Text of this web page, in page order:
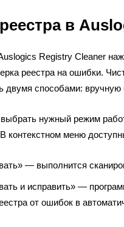
в
Registry Cleaner
реестра на ошибки.
двумя способами: вручную
нужный режим
контекстном меню
— выполнится
и исправить» —
от ошибок в